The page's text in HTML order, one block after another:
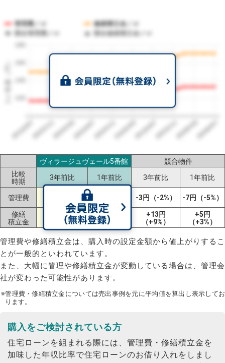
1㎡単価（円）
管理費／㎡
修繕積立金／㎡
競合管理費／㎡
競合修繕積立金／㎡
2023/072023/112024/032024/072024/112025/032025/072025/112026/032026/07
ヴィラージュヴェール5番館
競合物件
比較
時期
3年前比 1年前比 3年前比 1年前比
管理費
（+14%）
（+3%）
-3円（-2%） -7円（-5%）
修繕
積立金
+21円
（+14%）
+6円
（+4%）
+13円
（+9%）
+5円
（+3%）
管理費や修繕積立金は、購入時の設定金額から値上がりするこ
とが一般的といわれています。
また、大幅に管理や修繕積立金が変動している場合は、管理会
社が変わった可能性があります。
※管理費・修繕積立金については売出事例を元に平均値を算出し表示してお
ります。
購入をご検討されている方
住宅ローンを組まれる際には、管理費・修繕積立金を
加味した年収比率で住宅ローンのお借り入れをしまし